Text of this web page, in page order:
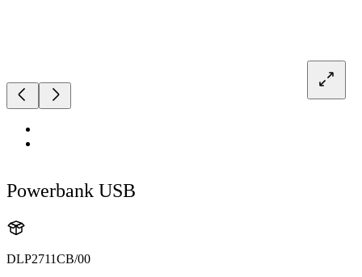
Powerbank USB
DLP2711CB/00